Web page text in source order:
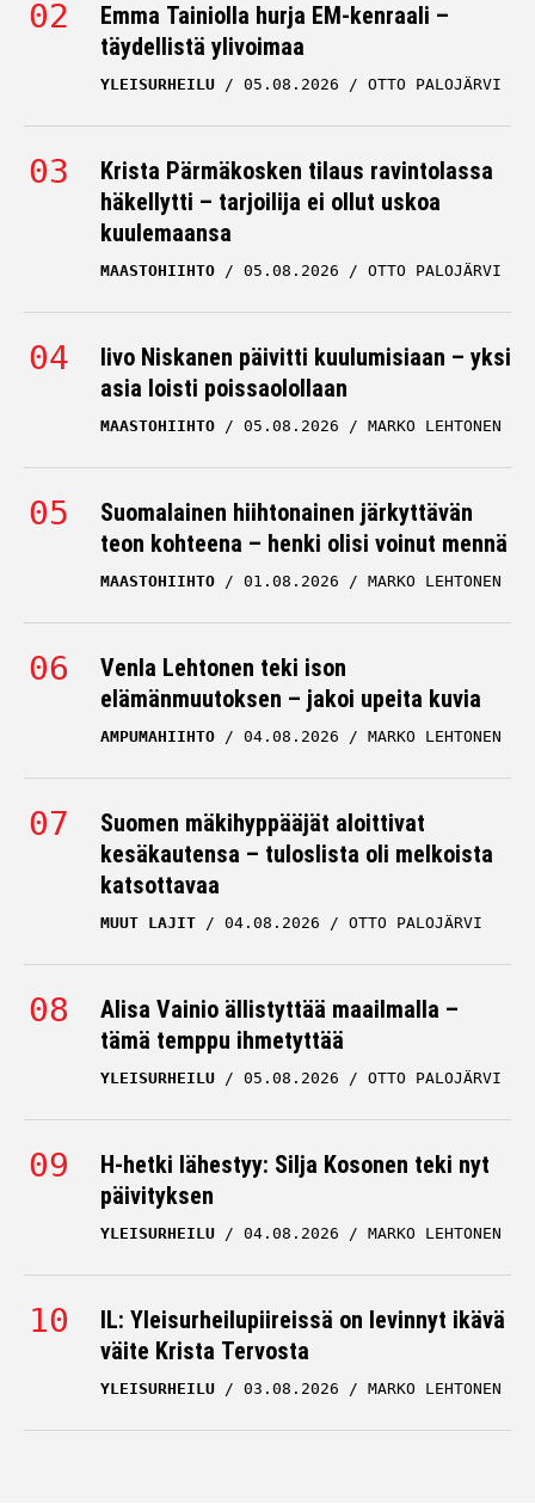
Emma Tainiolla hurja EM-kenraali –
täydellistä ylivoimaa
YLEISURHEILU 05.08.2026 OTTO PALOJÄRVI
Krista Pärmäkosken tilaus ravintolassa
häkellytti – tarjoilija ei ollut uskoa
kuulemaansa
MAASTOHIIHTO 05.08.2026 OTTO PALOJÄRVI
Iivo Niskanen päivitti kuulumisiaan – yksi
asia loisti poissaolollaan
MAASTOHIIHTO 05.08.2026 MARKO LEHTONEN
Suomalainen hiihtonainen järkyttävän
teon kohteena – henki olisi voinut mennä
MAASTOHIIHTO 01.08.2026 MARKO LEHTONEN
Venla Lehtonen teki ison
elämänmuutoksen – jakoi upeita kuvia
AMPUMAHIIHTO 04.08.2026 MARKO LEHTONEN
Suomen mäkihyppääjät aloittivat
kesäkautensa – tuloslista oli melkoista
katsottavaa
MUUT LAJIT 04.08.2026 OTTO PALOJÄRVI
Alisa Vainio ällistyttää maailmalla –
tämä temppu ihmetyttää
YLEISURHEILU 05.08.2026 OTTO PALOJÄRVI
H-hetki lähestyy: Silja Kosonen teki nyt
päivityksen
YLEISURHEILU 04.08.2026 MARKO LEHTONEN
IL: Yleisurheilupiireissä on levinnyt ikävä
väite Krista Tervosta
YLEISURHEILU 03.08.2026 MARKO LEHTONEN